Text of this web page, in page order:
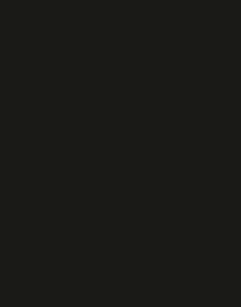
entrar com um recurso “